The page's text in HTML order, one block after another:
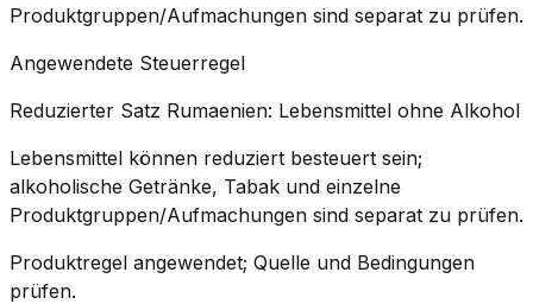
Produktgruppen/Aufmachungen sind separat zu prüfen.
Angewendete Steuerregel
Reduzierter Satz Rumaenien: Lebensmittel ohne Alkohol
Lebensmittel können reduziert besteuert sein;
alkoholische Getränke, Tabak und einzelne
Produktgruppen/Aufmachungen sind separat zu prüfen.
Produktregel angewendet; Quelle und Bedingungen
prüfen.